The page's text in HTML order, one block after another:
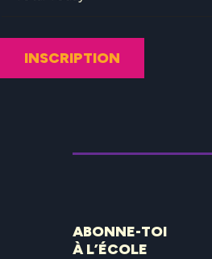
ABONNE-TOI
À L’ÉCOLE